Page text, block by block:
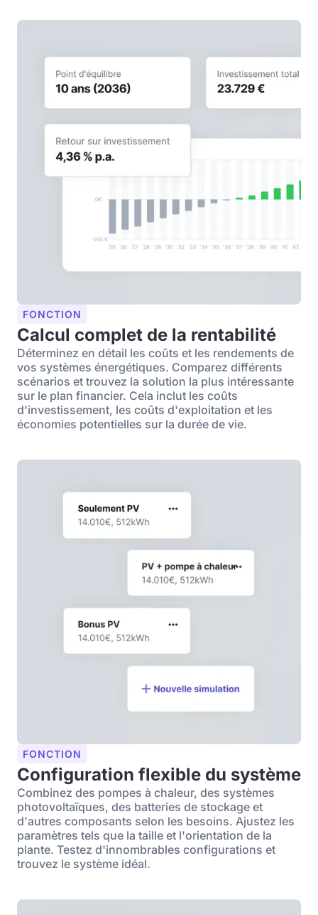
FONCTION
Calcul complet de la rentabilité
Déterminez en détail les coûts et les rendements de
vos systèmes énergétiques. Comparez différents
scénarios et trouvez la solution la plus intéressante
sur le plan financier. Cela inclut les coûts
d'investissement, les coûts d'exploitation et les
économies potentielles sur la durée de vie.
FONCTION
Configuration flexible du système
Combinez des pompes à chaleur, des systèmes
photovoltaïques, des batteries de stockage et
d'autres composants selon les besoins. Ajustez les
paramètres tels que la taille et l'orientation de la
plante. Testez d'innombrables configurations et
trouvez le système idéal.